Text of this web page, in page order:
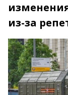
из-за